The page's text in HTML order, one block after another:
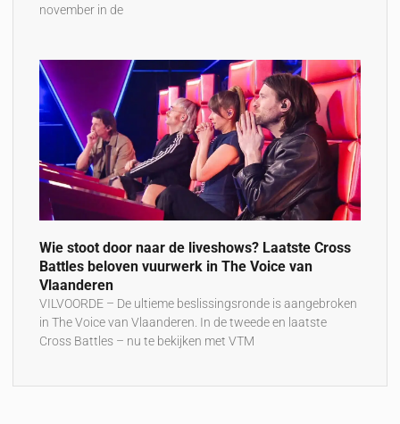
november in de
Wie stoot door naar de liveshows? Laatste Cross
Battles beloven vuurwerk in The Voice van
Vlaanderen
VILVOORDE – De ultieme beslissingsronde is aangebroken
in The Voice van Vlaanderen. In de tweede en laatste
Cross Battles – nu te bekijken met VTM